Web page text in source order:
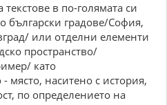
в по-голямата си
български градове/София,
или отделни елементи
пространство/
като
място, наситено с история,
по определението на